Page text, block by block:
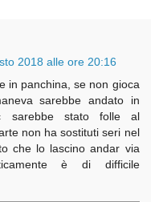
2018 alle ore 20:16
in panchina, se non gioca
sarebbe andato in
sarebbe stato folle al
non ha sostituti seri nel
che lo lascino andar via
è di difficile